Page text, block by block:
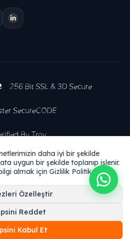
Sistemleriyle Hazırlanmıştır.
daha iyi bir şekilde
uygun bir şekilde toplanıp işlenir.
almak için Gizlilik Politikamızı
Özelleştir
Reddet
Kabul Et